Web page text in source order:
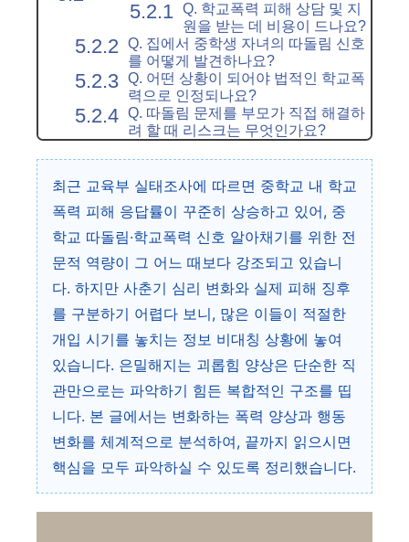
Q. 학교폭력 피해 상담 및 지
원을 받는 데 비용이 드나요?
Q. 집에서 중학생 자녀의 따돌림 신호
를 어떻게 발견하나요?
Q. 어떤 상황이 되어야 법적인 학교폭
력으로 인정되나요?
Q. 따돌림 문제를 부모가 직접 해결하
려 할 때 리스크는 무엇인가요?
최근 교육부 실태조사에 따르면 중학교 내 학교
폭력 피해 응답률이 꾸준히 상승하고 있어, 중
학교 따돌림·학교폭력 신호 알아채기를 위한 전
문적 역량이 그 어느 때보다 강조되고 있습니
다. 하지만 사춘기 심리 변화와 실제 피해 징후
를 구분하기 어렵다 보니, 많은 이들이 적절한
개입 시기를 놓치는 정보 비대칭 상황에 놓여
있습니다. 은밀해지는 괴롭힘 양상은 단순한 직
관만으로는 파악하기 힘든 복합적인 구조를 띱
니다. 본 글에서는 변화하는 폭력 양상과 행동
변화를 체계적으로 분석하여, 끝까지 읽으시면
핵심을 모두 파악하실 수 있도록 정리했습니다.